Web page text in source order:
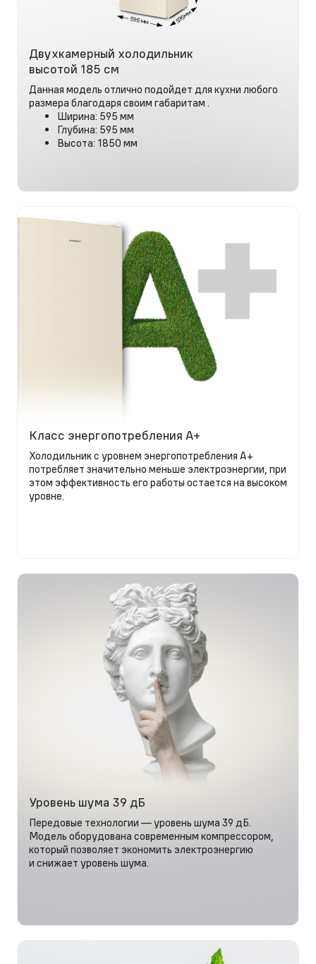
Двухкамерный холодильник
высотой 185 см
Данная модель отлично подойдет для кухни любого
размера благодаря своим габаритам .
Ширина: 595 мм
Глубина: 595 мм
Высота: 1850 мм
Класс энергопотребления A+
Холодильник с уровнем энергопотребления А+
потребляет значительно меньше электроэнергии, при
этом эффективность его работы остается на высоком
уровне.
Уровень шума 39 дБ
Передовые технологии — уровень шума 39 дБ.
Модель оборудована современным компрессором,
который позволяет экономить электроэнергию
и снижает уровень шума.